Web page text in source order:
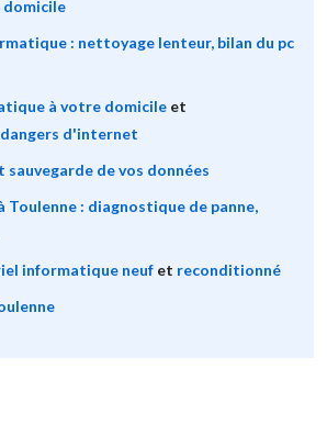
: nettoyage lenteur, bilan du pc
à votre domicile et
d'internet
sauvegarde de vos données
Toulenne : diagnostique de panne,
informatique neuf et reconditionné